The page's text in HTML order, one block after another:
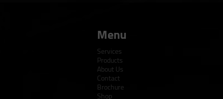
Menu
Services
Products
About Us
Contact
Brochure
Shop